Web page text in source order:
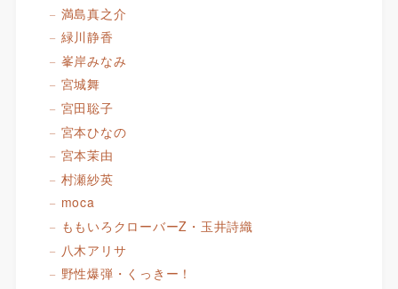
満島真之介
緑川静香
峯岸みなみ
宮城舞
宮田聡子
宮本ひなの
宮本茉由
村瀬紗英
moca
ももいろクローバーZ・玉井詩織
八木アリサ
野性爆弾・くっきー！